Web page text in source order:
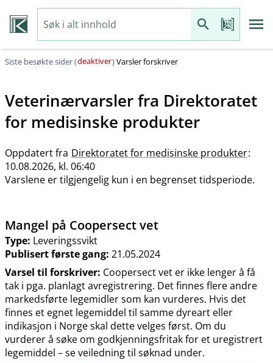
Siste besøkte sider (deaktiver)Varsler forskriver
Veterinærvarsler fra Direktoratet
for medisinske produkter
Oppdatert fra Direktoratet for medisinske produkter:
10.08.2026, kl. 06:40
Varslene er tilgjengelig kun i en begrenset tidsperiode.
Mangel på Coopersect vet
Type: Leveringssvikt
Publisert første gang: 21.05.2024
Varsel til forskriver: Coopersect vet er ikke lenger å få
tak i pga. planlagt avregistrering. Det finnes flere andre
markedsførte legemidler som kan vurderes. Hvis det
finnes et egnet legemiddel til samme dyreart eller
indikasjon i Norge skal dette velges først. Om du
vurderer å søke om godkjenningsfritak for et uregistrert
legemiddel – se veiledning til søknad under.